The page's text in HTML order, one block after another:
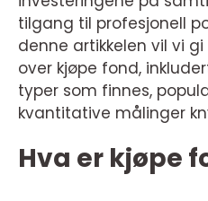
tilgang til profesjonell
denne artikkelen vil vi
over kjøpe fond,
typer som finnes,
kvantitative målinger
Hva er kjøpe